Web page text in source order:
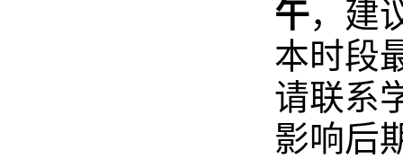
午，建
本时段
请联系
影响后